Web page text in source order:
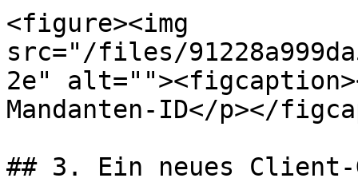
<figure><img
src="/files/
2e"
Mandanten-ID</p></
## 3. Ein neues Client-